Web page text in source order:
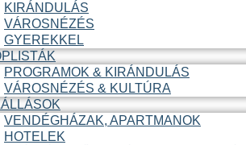
KIRÁNDULÁS
VÁROSNÉZÉS
GYEREKKEL
PROGRAMOK & KIRÁNDULÁS
VÁROSNÉZÉS & KULTÚRA
VENDÉGHÁZAK, APARTMANOK
HOTELEK